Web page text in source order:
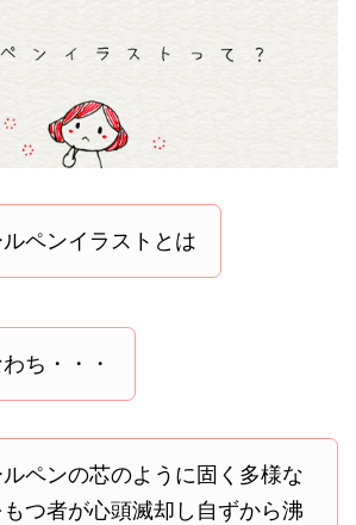
ペンイラストとは
ち・・・
ペンの芯のように固く多様な
つ者が心頭滅却し自ずから沸